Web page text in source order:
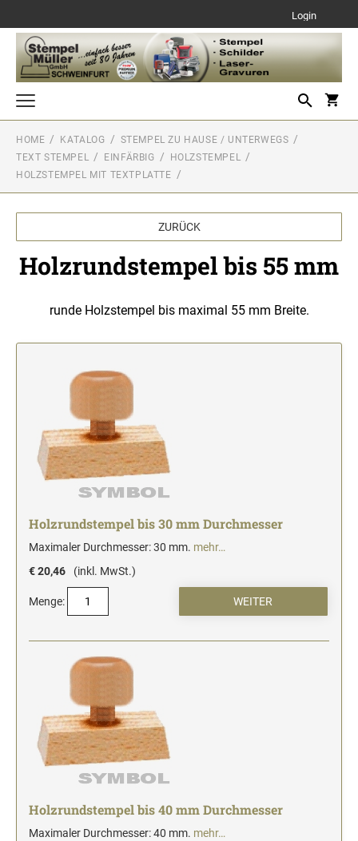
Login
Stempel für das Büro
Einfärbig
Stempel zu Hause / Unterwegs
DATUMSSTEMPEL
Einfärbig
DO-IT-YOURSELF STEMPEL
Stempelfarben und Stempelträger
HOME KATALOG
STEMPEL ZU HAUSE / UNTERWEGS
TEXT STEMPEL
EINFÄRBIG
HOLZSTEMPEL
HOLZSTEMPEL MIT TEXTPLATTE
ZURÜCK
Holzrundstempel bis 55 mm
runde Holzstempel bis maximal 55 mm Breite.
Holzrundstempel bis 30 mm Durchmesser
Maximaler Durchmesser: 30 mm. mehr…
€ 20,46
(inkl. MwSt.)
Menge:
Holzrundstempel bis 40 mm Durchmesser
Maximaler Durchmesser: 40 mm. mehr…